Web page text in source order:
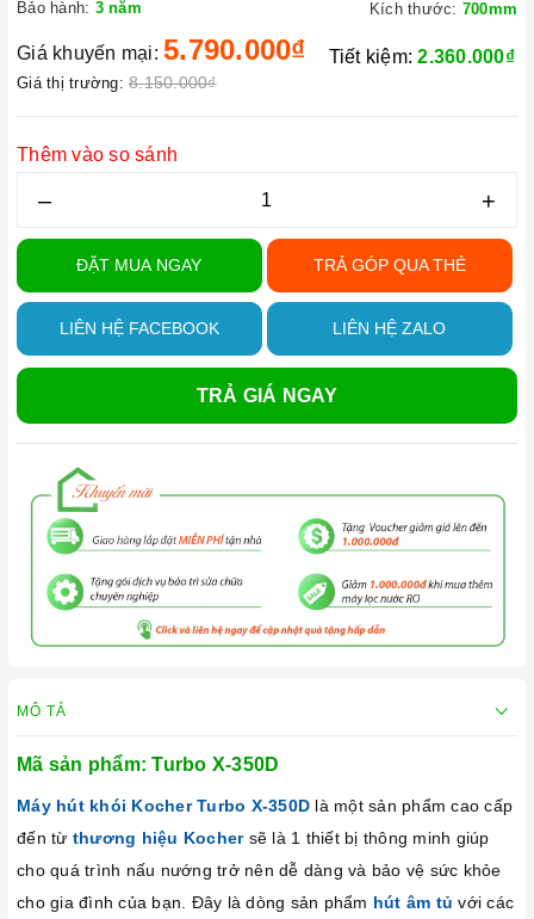
Bảo hành: 3 năm
Kích thước: 700mm
Giá khuyến mại: 5.790.000₫
Giá thị trường: 8.150.000₫
Tiết kiệm:2.360.000₫
Thêm vào so sánh
– +
ĐẶT MUA NGAY TRẢ GÓP QUA THẺ
LIÊN HỆ FACEBOOK LIÊN HỆ ZALO
TRẢ GIÁ NGAY
MÔ TẢ
Mã sản phẩm: Turbo X-350D
Máy hút khói Kocher Turbo X-350D là một sản phẩm cao cấp
đến từ thương hiệu Kochersẽ là 1 thiết bị thông minh giúp
cho quá trình nấu nướng trở nên dễ dàng và bảo vệ sức khỏe
cho gia đình của bạn. Đây là dòng sản phẩm hút âm tủ với các